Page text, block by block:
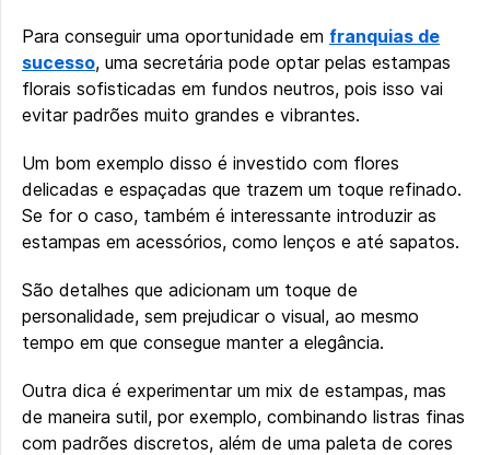
Para conseguir uma oportunidade em franquias de
sucesso, uma secretária pode optar pelas estampas
florais sofisticadas em fundos neutros, pois isso vai
evitar padrões muito grandes e vibrantes.
Um bom exemplo disso é investido com flores
delicadas e espaçadas que trazem um toque refinado.
Se for o caso, também é interessante introduzir as
estampas em acessórios, como lenços e até sapatos.
São detalhes que adicionam um toque de
personalidade, sem prejudicar o visual, ao mesmo
tempo em que consegue manter a elegância.
Outra dica é experimentar um mix de estampas, mas
de maneira sutil, por exemplo, combinando listras finas
com padrões discretos, além de uma paleta de cores